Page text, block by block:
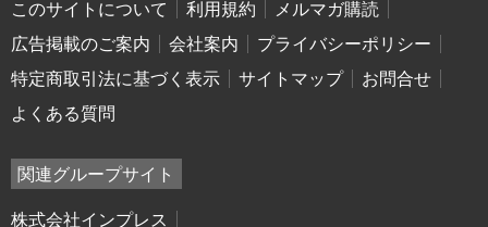
このサイトについて 利用規約
メルマガ購読
広告掲載のご案内
会社案内
プライバシーポリシー
特定商取引法に基づく表示
サイトマップ
お問合せ
よくある質問
関連グループサイト
株式会社インプレス